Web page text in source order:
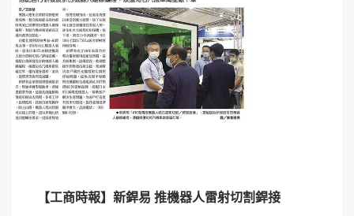
【工商時報】新銲易 推機器人雷射切割銲接